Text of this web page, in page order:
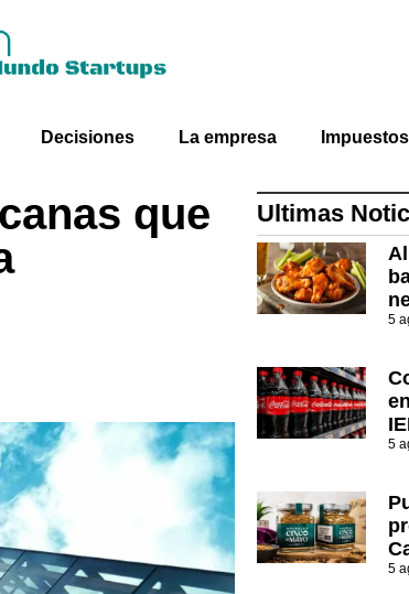
Decisiones La empresa Impuestos
que
Ultimas
5
5
5